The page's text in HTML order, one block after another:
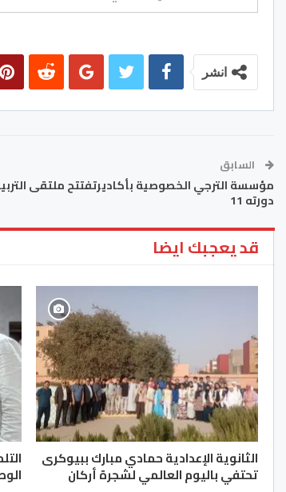
انشر
السابق
مؤسسة الترجي الخصوصية بأكاديرتفتتح ملتقى
دورته 11
قد يعجبك ايضا
الثانوية الإعدادية حمادي مبارك ببيوكرى
تحتفي باليوم العالمي لشجرة أركان